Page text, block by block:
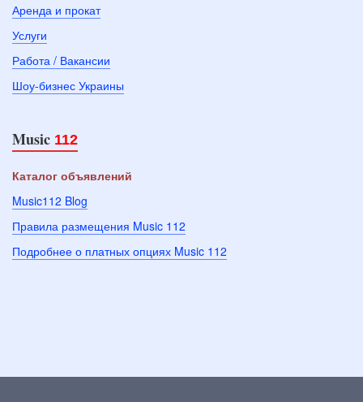
Аренда и прокат
Услуги
Работа / Вакансии
Шоу-бизнес Украины
Music 112
Каталог объявлений
Music112 Blog
Правила размещения Music 112
Подробнее о платных опциях Music 112